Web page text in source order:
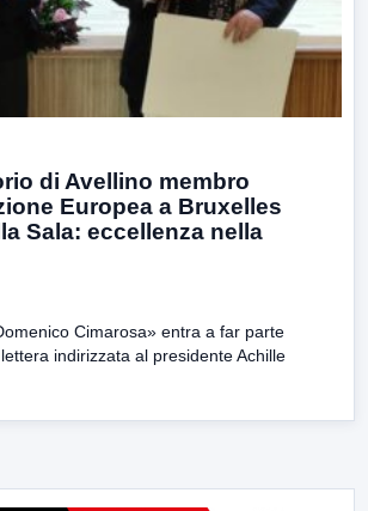
di Avellino membro
Europea a Bruxelles
Sala: eccellenza nella
Cimarosa» entra a far parte
indirizzata al presidente Achille